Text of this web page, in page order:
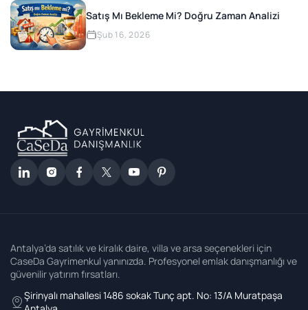
Satış Mı Bekleme Mi? Doğru Zaman Analizi
Şub 16, 2026
Antalya’da satılık ve kiralık daire, villa ve arsa seçenekleri için
CaseDa Gayrimenkul yanınızda. Profesyonel emlak danışmanlığı ve
güvenilir yatırım fırsatları.
Şirinyalı mahallesi 1486 sokak Tunç apt. No: 13/A Muratpaşa